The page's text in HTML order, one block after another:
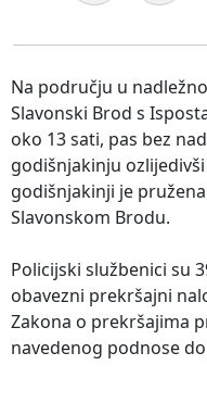
Na području u
Slavonski Brod s
oko 13 sati, pas bez
godišnjakinju
godišnjakinji je
Slavonskom Brodu.
Policijski službenici su
obavezni prekršajni
Zakona o prekršajima
navedenog podnose